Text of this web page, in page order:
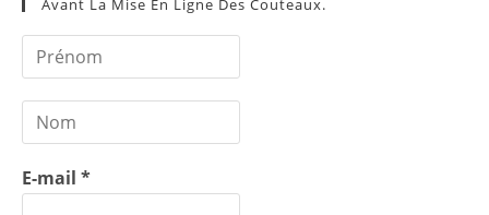
Avant La Mise En Ligne Des Couteaux.
E-mail *